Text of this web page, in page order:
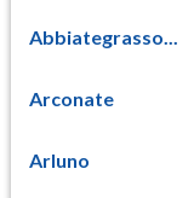
Abbiategrasso...
Arconate
Arluno